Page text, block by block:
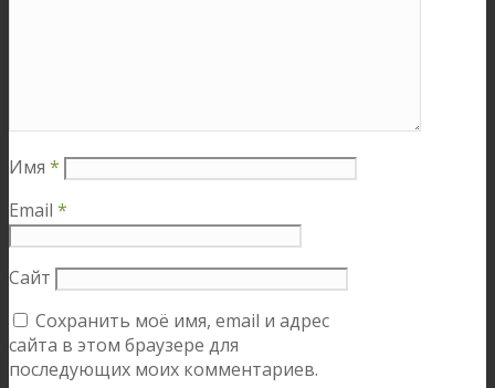
Имя *
Email *
Сайт
Сохранить моё имя, email и адрес
сайта в этом браузере для
последующих моих комментариев.